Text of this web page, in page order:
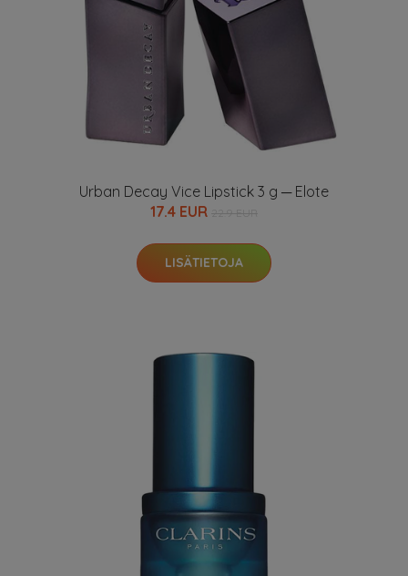
Urban Decay Vice Lipstick 3 g ─ Elote
17.4 EUR
LISÄTIETOJA